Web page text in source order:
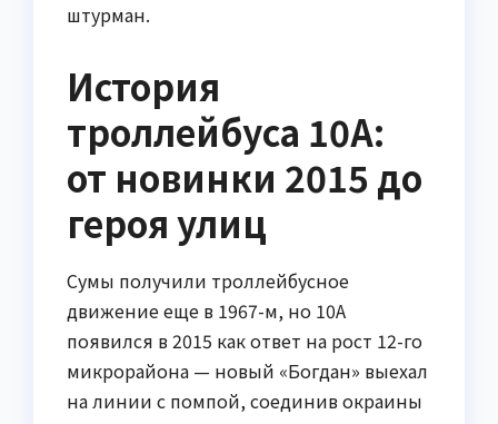
штурман.
История
троллейбуса 10А:
от новинки 2015 до
героя улиц
Сумы получили троллейбусное
движение еще в 1967-м, но 10А
появился в 2015 как ответ на рост 12-го
микрорайона — новый «Богдан» выехал
на линии с помпой, соединив окраины